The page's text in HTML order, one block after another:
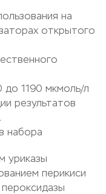
на
открытого
до 1190 мкмоль/л
результатов
набора
уриказы
перикиси